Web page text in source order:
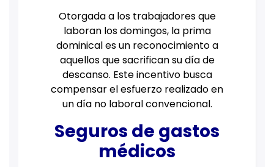
Otorgada a los trabajadores que
laboran los domingos, la prima
dominical es un reconocimiento a
aquellos que sacrifican su día de
descanso. Este incentivo busca
compensar el esfuerzo realizado en
un día no laboral convencional.
Seguros de gastos
médicos